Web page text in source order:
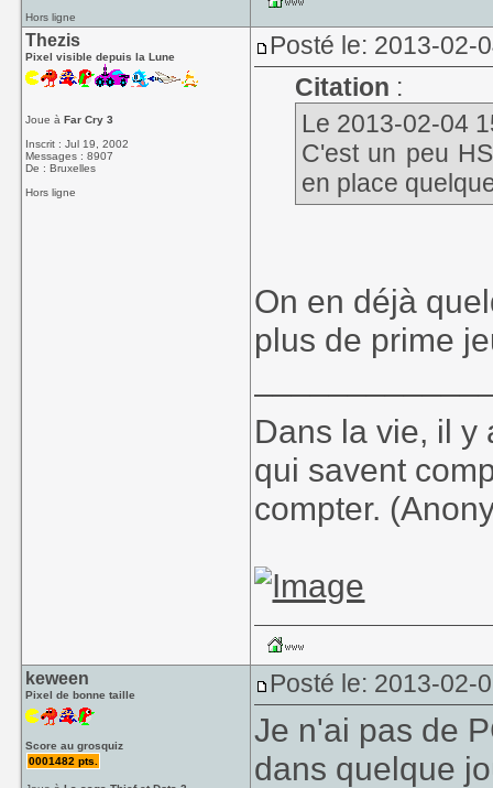
Hors ligne
Thezis
Pixel visible depuis la Lune
Joue àFar Cry 3
Inscrit : Jul 19, 2002
Messages : 8907
De : Bruxelles
Hors ligne
Posté le: 2013-02-
Citation :
Le 2013-02-04
C'est un peu
en place
On en déjà
plus de prime
Dans la vie, il y
qui savent
compter.
keween
Pixel de bonne taille
Score au grosquiz
0001482 pts.
Posté le: 2013-02-
Je n'ai pas de
dans quelque